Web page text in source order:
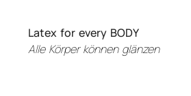
Latex for every BODY
Alle Körper können glänzen